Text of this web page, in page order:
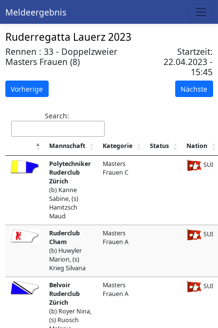
Meldeergebnis
Ruderregatta Lauerz 2023
Rennen : 33 - Doppelzweier
Masters Frauen (8)
Startzeit:
22.04.2023 -
15:45
Vorherige Nächste
Search:
Mannschaft Kategorie Status Nation
Polytechniker
Ruderclub
Zürich
(b) Kanne
Sabine, (s)
Hanitzsch
Maud
Masters
Frauen C
SUI
Ruderclub
Cham
(b) Huwyler
Marion, (s)
Krieg Silvana
Masters
Frauen A
SUI
Belvoir
Ruderclub
Zürich
(b) Royer Nina,
(s) Ruosch
Masters
Frauen A
SUI